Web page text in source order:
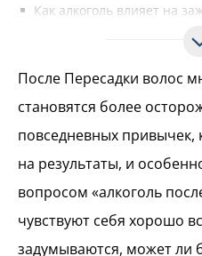
Как алкоголь влияет на
Может ли алкоголь повлиять на
Общие сроки употребления алкоголя после Пересадки
Важные замечания по
Что происходит, если вы
Алкоголь, курение и
Оказывает ли значение редкое
Особые ситуации,
После Пересадки волос
становятся более
повседневных привычек,
на результаты, и
вопросом «алкоголь
чувствуют себя хорошо
задумываются, может ли